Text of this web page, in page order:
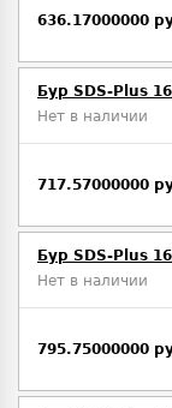
636.17000000
Бур SDS-Plus
Нет в наличии
717.57000000
Бур SDS-Plus
Нет в наличии
795.75000000